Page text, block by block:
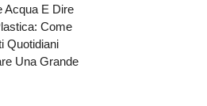
Acqua E Dire
Come
Quotidiani
Una Grande